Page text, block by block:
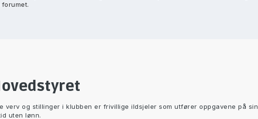
forumet.
verv og stillinger i klubben er frivillige ildsjeler som utfører oppgavene på sin
uten lønn.